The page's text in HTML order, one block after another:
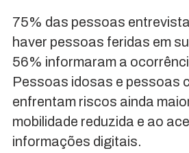
75% das pessoas
haver pessoas feridas em
56% informaram a
Pessoas idosas e pessoas
enfrentam riscos ainda
mobilidade reduzida e ao
informações digitais.